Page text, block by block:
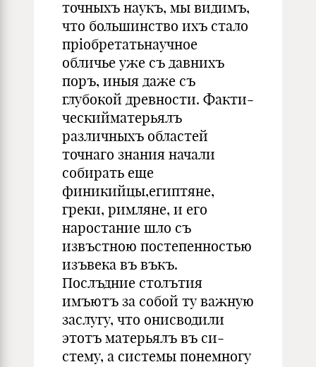
точныхъ наукъ, мы видимъ,
что большин­ство ихъ стало
прiобретатьнаучное
обличье уже съ давнихъ
поръ, иныя даже съ
глубокой древности. Факти­
ческийматерьялъ
различныхъ обла­стей
точнаго знания начали
собирать еще
финикийцы,египтяне,
греки, рим­ляне, и его
наростание шло съ
извъстною постепенностью
изъвека въ въкъ.
Послъдние столътия
имъютъ за собой ту важную
заслугу, что онисводили
этотъ матерьялъ въ си­
стему, а системы понемногу